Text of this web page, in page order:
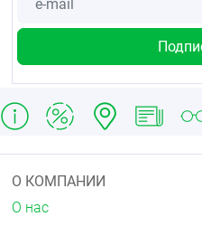
быстро и почти
ацикловир и валин. Это
осуществляется
биодоступность
снижается от приема
увеличением дозы,
концентрации в плазме
О КОМПАНИИ
О нас